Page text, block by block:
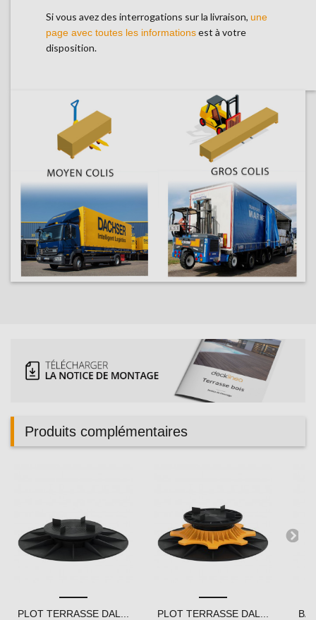
Si vous avez des interrogations sur la livraison, une
page avec toutes les informationsest à votre
disposition.
Produits complémentaires
PLOT TERRASSE DAL... PLOT TERRASSE DAL...